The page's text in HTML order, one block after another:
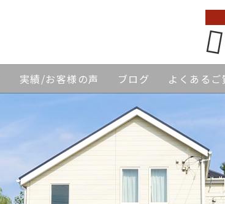
実績/お客様の声 ブログ よくあるご